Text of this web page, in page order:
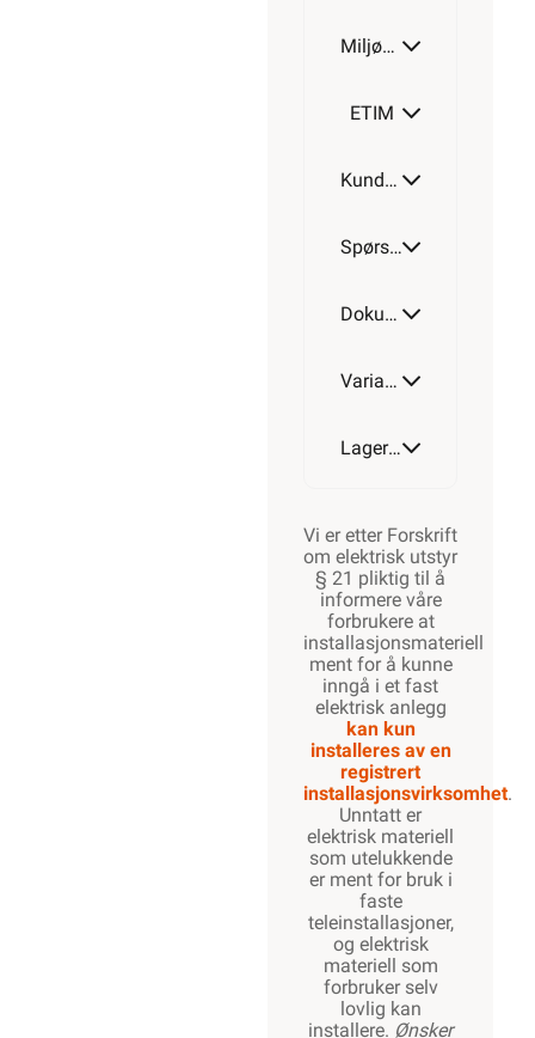
Miljøparametere
ETIM
Kundeomtale
Spørsmål og svar
Dokumentasjon
Varianter av artikkel
Lagerstatus
Vi er etter Forskrift
om elektrisk utstyr
§ 21 pliktig til å
informere våre
forbrukere at
installasjonsmateriell
ment for å kunne
inngå i et fast
elektrisk anlegg
kan kun
installeres av en
registrert
installasjonsvirksomhet.
Unntatt er
elektrisk materiell
som utelukkende
er ment for bruk i
faste
teleinstallasjoner,
og elektrisk
materiell som
forbruker selv
lovlig kan
installere. Ønsker